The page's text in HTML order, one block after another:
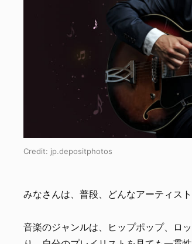
Credit: jp.depositphotos
みなさんは、普段、どんなアーティス
音楽のジャンルは、ヒップポップ、ロ